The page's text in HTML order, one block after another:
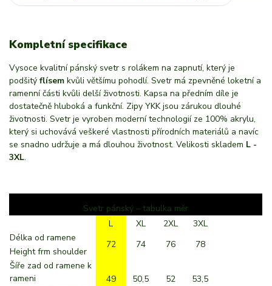
Kompletní specifikace
Vysoce kvalitní pánský svetr s rolákem na zapnutí, který je
podšitý flísem kvůli většímu pohodlí. Svetr má zpevněné loketní a
ramenní části kvůli delší životnosti. Kapsa na předním díle je
dostatečně hluboká a funkční. Zipy YKK jsou zárukou dlouhé
životnosti. Svetr je vyroben moderní technologií ze 100% akrylu,
který si uchovává veškeré vlastnosti přírodních materiálů a navíc
se snadno udržuje a má dlouhou životnost. Velikosti skladem L -
3XL.
Svetr pánský – tabulka měr
L
XL 2XL
3XL
Délka od ramene
72 74 76 78
Height frm shoulder
Šíře zad od ramene k
rameni
49 50,5 52
53,5